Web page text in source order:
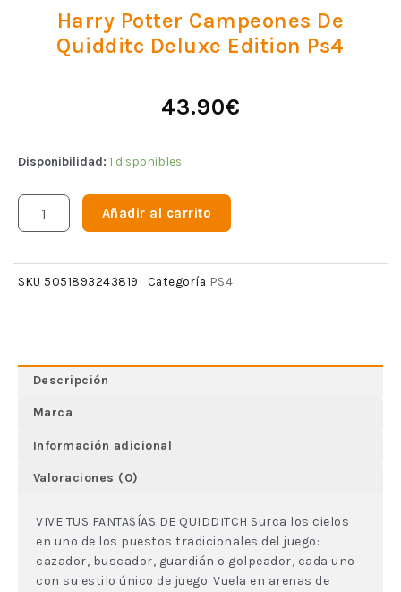
Harry Potter Campeones De
Quidditc Deluxe Edition Ps4
43.90€
Disponibilidad: 1 disponibles
Añadir al carrito
SKU 5051893243819 Categoría PS4
Descripción
Marca
Información adicional
Valoraciones (0)
VIVE TUS FANTASÍAS DE QUIDDITCH Surca los cielos
en uno de los puestos tradicionales del juego:
cazador, buscador, guardián o golpeador, cada uno
con su estilo único de juego. Vuela en arenas de